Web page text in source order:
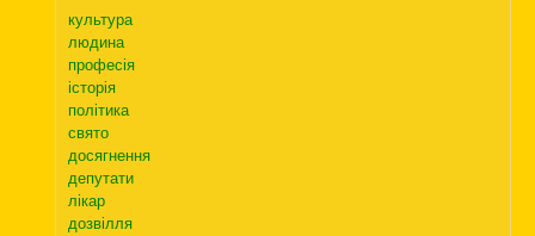
культура
людина
професія
історія
політика
свято
досягнення
депутати
лікар
дозвілля